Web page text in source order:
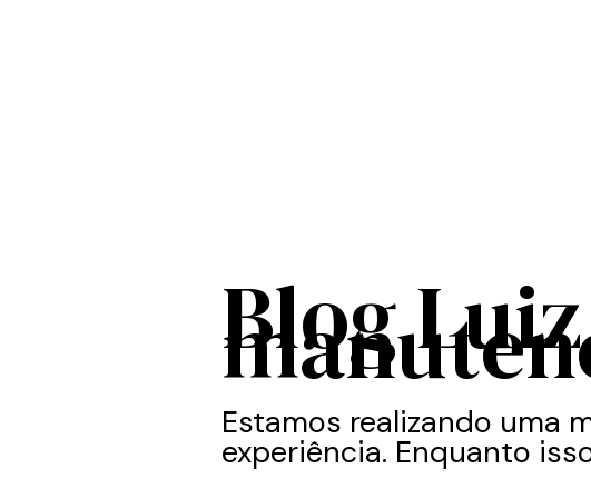
Blog
Estamos realizando uma
experiência. Enquanto